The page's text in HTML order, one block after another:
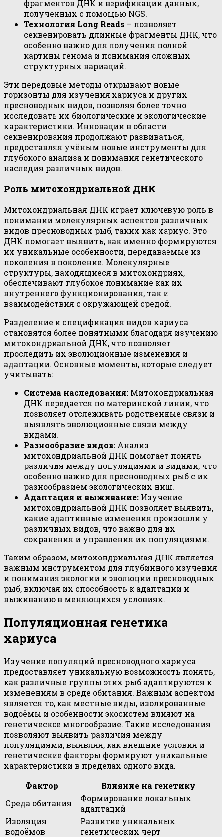
фрагментов ДНК и верификации данных,
полученных с помощью NGS.
Технология Long Reads – позволяет
секвенировать длинные фрагменты ДНК, что
особенно важно для получения полной
картины генома и понимания сложных
структурных вариаций.
Эти передовые методы открывают новые
горизонты для изучения хариуса и других
пресноводных видов, позволяя более точно
исследовать их биологические и экологические
характеристики. Инновации в области
секвенирования продолжают развиваться,
предоставляя учёным новые инструменты для
глубокого анализа и понимания генетического
наследия различных видов.
Роль митохондриальной ДНК
Митохондриальная ДНК играет ключевую роль в
понимании молекулярных аспектов различных
видов пресноводных рыб, таких как хариус. Это
ДНК помогает выявить, как именно формируются
их уникальные особенности, передаваемые из
поколения в поколение. Молекулярные
структуры, находящиеся в митохондриях,
обеспечивают глубокое понимание как их
внутреннего функционирования, так и
взаимодействия с окружающей средой.
Разделение и спецификация видов хариуса
становятся более понятными благодаря изучению
митохондриальной ДНК, что позволяет
проследить их эволюционные изменения и
адаптации. Основные моменты, которые следует
учитывать:
Система наследования: Митохондриальная
ДНК передается по материнской линии, что
позволяет отслеживать родственные связи и
выявлять эволюционные связи между
видами.
Разнообразие видов: Анализ
митохондриальной ДНК помогает понять
различия между популяциями и видами, что
особенно важно для пресноводных рыб с их
разнообразием экологических ниш.
Адаптация и выживание: Изучение
митохондриальной ДНК позволяет выявить,
какие адаптивные изменения произошли у
различных видов, что важно для их
сохранения и управления их популяциями.
Таким образом, митохондриальная ДНК является
важным инструментом для глубинного изучения
и понимания экологии и эволюции пресноводных
рыб, включая их способность к адаптации и
выживанию в меняющихся условиях.
Популяционная генетика
хариуса
Изучение популяций пресноводного хариуса
предоставляет уникальную возможность понять,
как различные группы этих рыб адаптируются к
изменениям в среде обитания. Важным аспектом
является то, как местные виды, изолированные
водоёмы и особенности экосистем влияют на
генетическое многообразие. Такие исследования
позволяют выявить различия между
популяциями, выявляя, как внешние условия и
генетические факторы формируют уникальные
характеристики в пределах одного вида.
Фактор
Влияние на генетику
Среда обитания
Формирование локальных
адаптаций
Изоляция
водоёмов
Развитие уникальных
генетических черт